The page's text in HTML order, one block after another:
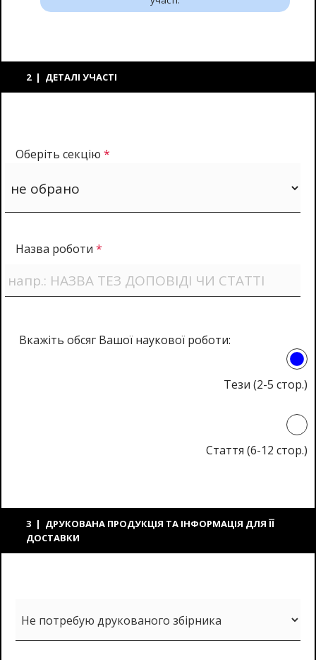
2 | ДЕТАЛІ УЧАСТІ
Оберіть секцію *
Назва роботи *
Вкажіть обсяг Вашої наукової роботи:
Тези (2-5 стор.)
Стаття (6-12 стор.)
3 | ДРУКОВАНА ПРОДУКЦІЯ ТА ІНФОРМАЦІЯ ДЛЯ ЇЇ
ДОСТАВКИ